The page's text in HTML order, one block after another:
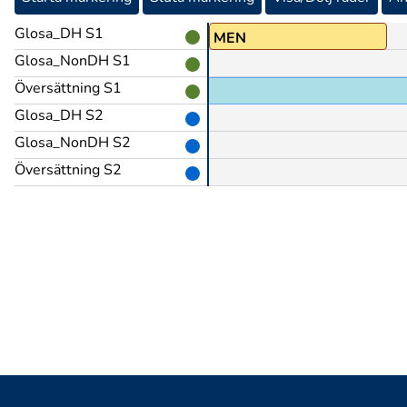
Glosa_DH S1
Glosa_NonDH S1
Översättning S1
Glosa_DH S2
Glosa_NonDH S2
Översättning S2
TIMMAR(L) MEN